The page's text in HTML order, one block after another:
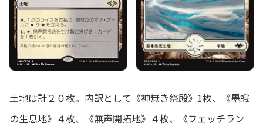
土地は計２０枚。内訳として《神無き祭殿》1枚、《墨蛾
の生息地》４枚、《無声開拓地》４枚、《フェッチラン